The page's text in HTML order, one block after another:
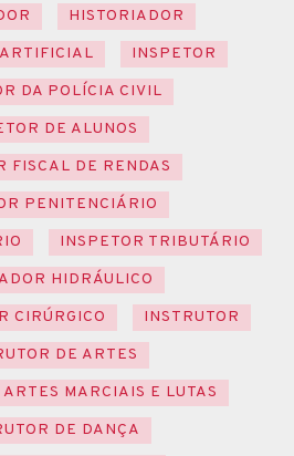
HISTORIADOR
INSPETOR
DA POLÍCIA CIVIL
DE ALUNOS
FISCAL DE RENDAS
PENITENCIÁRIO
INSPETOR TRIBUTÁRIO
HIDRÁULICO
CIRÚRGICO
INSTRUTOR
DE ARTES
MARCIAIS E LUTAS
DE DANÇA